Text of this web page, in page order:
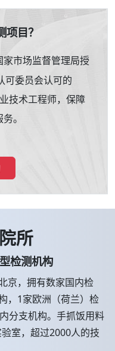
目？
市场监督管理局授
可委员会认可的
技术工程师，保障
。
所
检测机构
京，拥有数家国内检
，1家欧洲（荷兰）检
分支机构。手抓饭用料
室，超过2000人的技